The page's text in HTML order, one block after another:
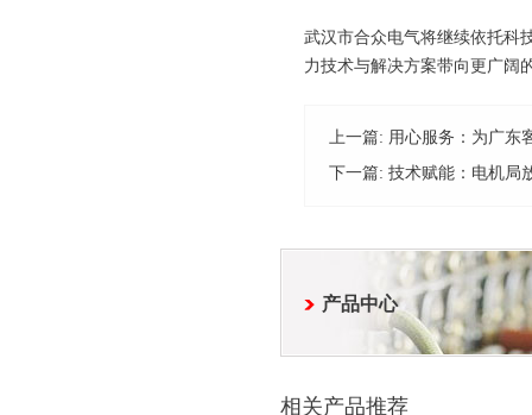
武汉市合众电气将继续依托科
力技术与解决方案带向更广阔
上一篇: 用心服务：为广东
下一篇: 技术赋能：电机局
产品中心
相关产品推荐